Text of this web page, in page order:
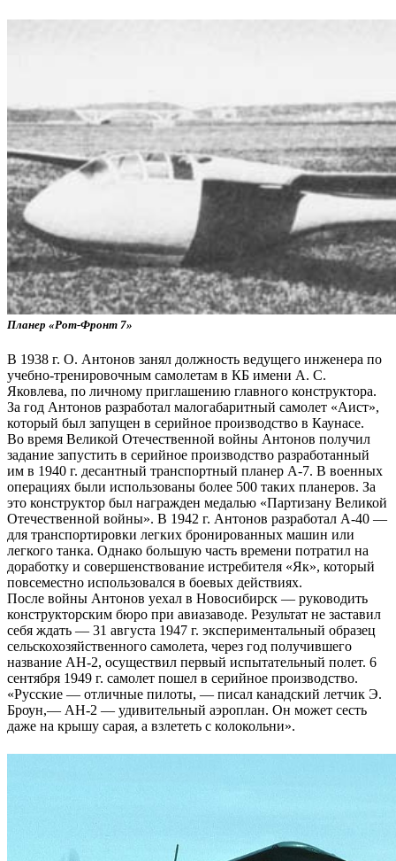
Планер «Рот-Фронт 7»
В 1938 г. О. Антонов занял должность ведущего инженера по
учебно-тренировочным самолетам в КБ имени А. С.
Яковлева, по личному приглашению главного конструктора.
За год Антонов разработал малогабаритный самолет «Аист»,
который был запущен в серийное производство в Каунасе.
Во время Великой Отечественной войны Антонов получил
задание запустить в серийное производство разработанный
им в 1940 г. десантный транспортный планер А-7. В военных
операциях были использованы более 500 таких планеров. За
это конструктор был награжден медалью «Партизану Великой
Отечественной войны». В 1942 г. Антонов разработал А-40 —
для транспортировки легких бронированных машин или
легкого танка. Однако большую часть времени потратил на
доработку и совершенствование истребителя «Як», который
повсеместно использовался в боевых действиях.
После войны Антонов уехал в Новосибирск — руководить
конструкторским бюро при авиазаводе. Результат не заставил
себя ждать — 31 августа 1947 г. экспериментальный образец
сельскохозяйственного самолета, через год получившего
название АН-2, осуществил первый испытательный полет. 6
сентября 1949 г. самолет пошел в серийное производство.
«Русские — отличные пилоты, — писал канадский летчик Э.
Броун,— АН-2 — удивительный аэроплан. Он может сесть
даже на крышу сарая, а взлететь с колокольни».